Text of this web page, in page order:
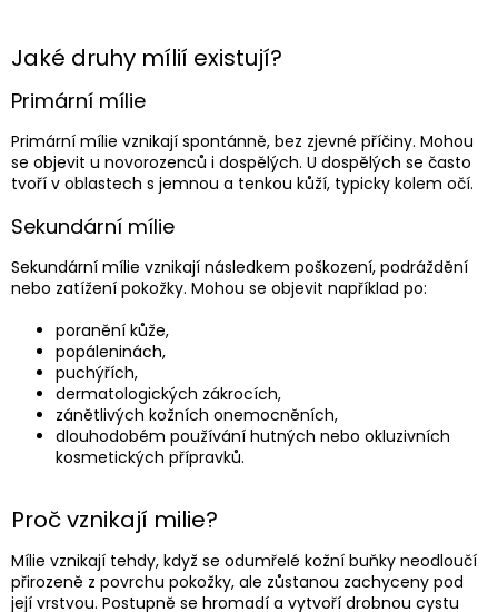
Jaké druhy mílií existují?
Primární mílie
Primární mílie vznikají spontánně, bez zjevné příčiny. Mohou
se objevit u novorozenců i dospělých. U dospělých se často
tvoří v oblastech s jemnou a tenkou kůží, typicky kolem očí.
Sekundární mílie
Sekundární mílie vznikají následkem poškození, podráždění
nebo zatížení pokožky. Mohou se objevit například po:
poranění kůže,
popáleninách,
puchýřích,
dermatologických zákrocích,
zánětlivých kožních onemocněních,
dlouhodobém používání hutných nebo okluzivních
kosmetických přípravků.
Proč vznikají milie?
Mílie vznikají tehdy, když se odumřelé kožní buňky neodloučí
přirozeně z povrchu pokožky, ale zůstanou zachyceny pod
její vrstvou. Postupně se hromadí a vytvoří drobnou cystu